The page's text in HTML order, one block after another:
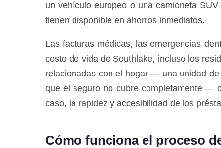
un vehículo europeo o una camioneta
tienen disponible en ahorros inmediatos.
Las facturas médicas, las emergencias
costo de vida de Southlake, incluso los
relacionadas con el hogar — una unidad
que el seguro no cubre completamente —
caso, la rapidez y accesibilidad de los
Cómo funciona el proceso